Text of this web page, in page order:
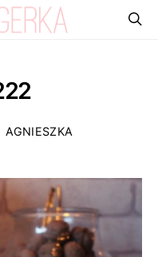
AGNIESZKA